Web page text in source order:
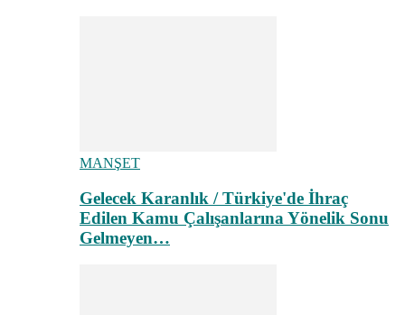
MANŞET
Gelecek Karanlık / Türkiye'de İhraç
Edilen Kamu Çalışanlarına Yönelik Sonu
Gelmeyen…